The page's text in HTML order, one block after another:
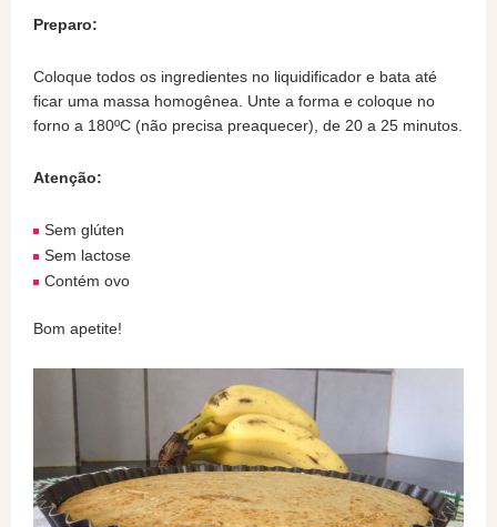
Preparo:
Coloque todos os ingredientes no liquidificador e bata até
ficar uma massa homogênea. Unte a forma e coloque no
forno a 180ºC (não precisa preaquecer), de 20 a 25 minutos.
Atenção:
Sem glúten
Sem lactose
Contém ovo
Bom apetite!